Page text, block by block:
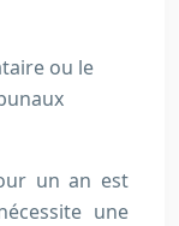
ou le
un an est
une